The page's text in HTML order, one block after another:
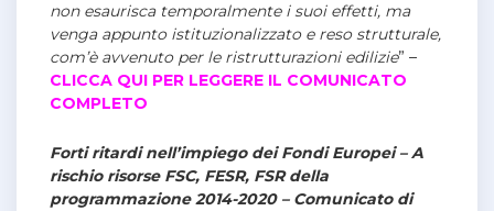
non esaurisca temporalmente i suoi effetti, ma
venga appunto istituzionalizzato e reso strutturale,
com’è avvenuto per le ristrutturazioni edilizie” –
CLICCA QUI PER LEGGERE IL COMUNICATO
COMPLETO
Forti ritardi nell’impiego dei Fondi Europei – A
rischio risorse FSC, FESR, FSR della
programmazione 2014-2020 – Comunicato di